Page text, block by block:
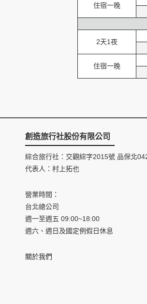
住宿一晚
2天1夜
住宿一晚
創造旅行社股份有限公司
綜合旅行社：交觀綜字2015號 品保北
代表人：村上拓也
營業時間：
台北總公司
週一至週五 09:00~18:00
週六、週日及國定例假日休息
關於我們